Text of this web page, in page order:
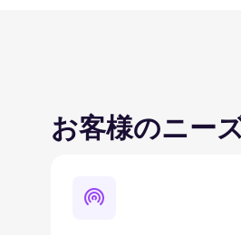
お客様のニー